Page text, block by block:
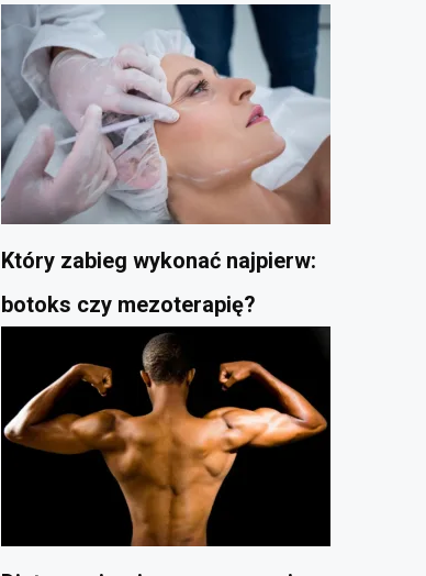
Który zabieg wykonać najpierw:
botoks czy mezoterapię?